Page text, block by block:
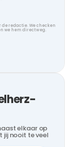
de redactie. We checken
we hem direct weg.
elkaar op
jij nooit te veel